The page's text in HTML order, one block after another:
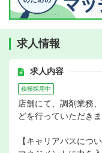
求人情報
求人内容
積極採用中
店舗にて、調剤業務
どを行っていただきま
【キャリアパスについ